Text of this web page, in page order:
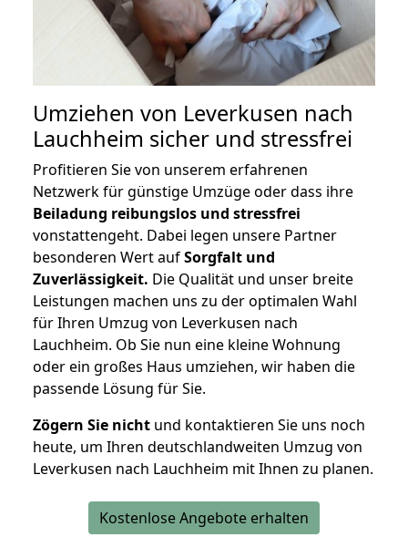
Umziehen von Leverkusen nach
Lauchheim sicher und stressfrei
Profitieren Sie von unserem erfahrenen
Netzwerk für günstige Umzüge oder dass ihre
Beiladung reibungslos und stressfrei
vonstattengeht. Dabei legen unsere Partner
besonderen Wert aufSorgfalt und
Zuverlässigkeit. Die Qualität und unser breite
Leistungen machen uns zu der optimalen Wahl
für Ihren Umzug von Leverkusen nach
Lauchheim. Ob Sie nun eine kleine Wohnung
oder ein großes Haus umziehen, wir haben die
passende Lösung für Sie.
Zögern Sie nicht und kontaktieren Sie uns noch
heute, um Ihren deutschlandweiten Umzug von
Leverkusen nach Lauchheim mit Ihnen zu planen.
Kostenlose Angebote erhalten